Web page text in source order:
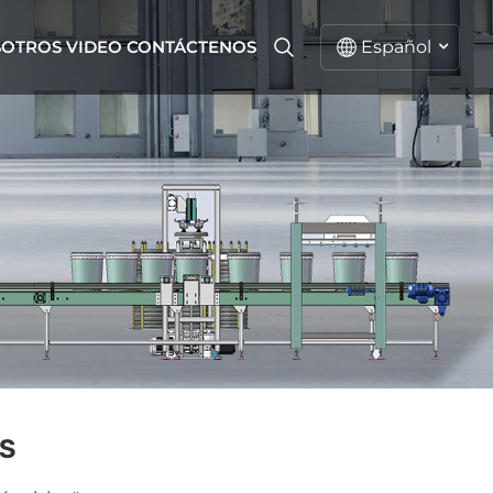
VIDEO CONTÁCTENOS Español
English
русский